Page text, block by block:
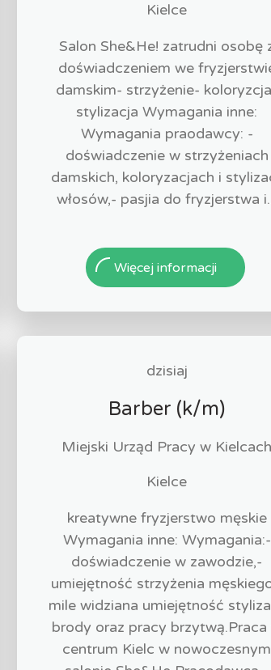
Kielce
Salon She&He! zatrudni osobę
doświadczeniem we
damskim- strzyżenie-
stylizacja Wymagania inne:
Wymagania praodawcy: -
doświadczenie w strzyżeniach
damskich, koloryzacjach i
włosów,- pasjia do fryzjerstwa
Więcej informacji
dzisiaj
Barber (k/m)
Miejski Urząd Pracy w Kielcach
Kielce
kreatywne fryzjerstwo męskie
Wymagania inne: Wymagania:-
doświadczenie w zawodzie,-
umiejętność strzyżenia
mile widziana umiejętność
brody oraz pracy brzytwą.Praca
centrum Kielc w nowoczesnym